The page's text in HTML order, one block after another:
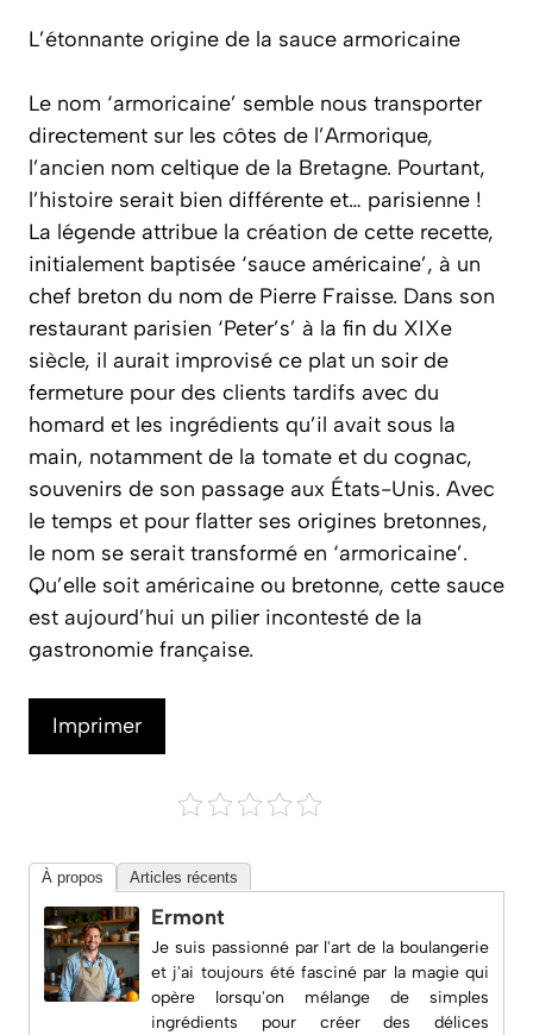
L’étonnante origine de la sauce armoricaine
Le nom ‘armoricaine’ semble nous transporter
directement sur les côtes de l’Armorique,
l’ancien nom celtique de la Bretagne. Pourtant,
l’histoire serait bien différente et… parisienne !
La légende attribue la création de cette recette,
initialement baptisée ‘sauce américaine’, à un
chef breton du nom de Pierre Fraisse. Dans son
restaurant parisien ‘Peter’s’ à la fin du XIXe
siècle, il aurait improvisé ce plat un soir de
fermeture pour des clients tardifs avec du
homard et les ingrédients qu’il avait sous la
main, notamment de la tomate et du cognac,
souvenirs de son passage aux États-Unis. Avec
le temps et pour flatter ses origines bretonnes,
le nom se serait transformé en ‘armoricaine’.
Qu’elle soit américaine ou bretonne, cette sauce
est aujourd’hui un pilier incontesté de la
gastronomie française.
Imprimer
À propos Articles récents
Ermont
Je suis passionné par l'art de la boulangerie
et j'ai toujours été fasciné par la magie qui
opère lorsqu'on mélange de simples
ingrédients pour créer des délices